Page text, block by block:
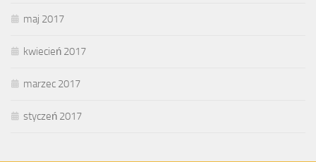
maj 2017
kwiecień 2017
marzec 2017
styczeń 2017